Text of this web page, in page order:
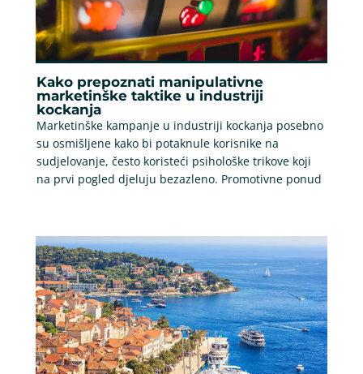
Kako prepoznati manipulativne
marketinške taktike u industriji
kockanja
Marketinške kampanje u industriji kockanja posebno
su osmišljene kako bi potaknule korisnike na
sudjelovanje, često koristeći psihološke trikove koji
na prvi pogled djeluju bezazleno. Promotivne ponud